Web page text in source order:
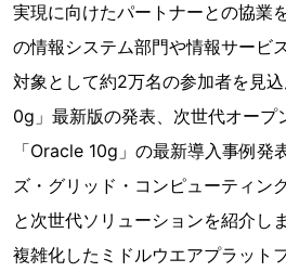
実現に向けたパートナーとの協業
の情報システム部門や情報サービ
対象として約2万名の参加者を見
0g」最新版の発表、次世代オープ
「Oracle 10g」の最新導入事例発
ズ・グリッド・コンピューティン
と次世代ソリューションを紹介しま
複雑化したミドルウエアプラット